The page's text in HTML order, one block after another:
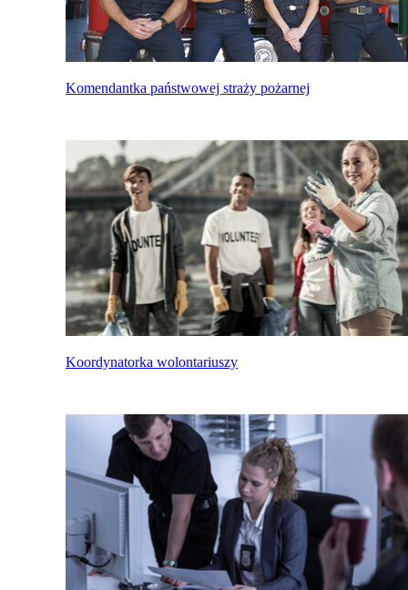
Komendantka państwowej straży pożarnej
Koordynatorka wolontariuszy